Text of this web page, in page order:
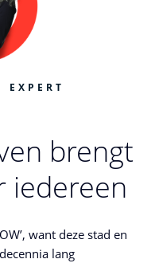
EXPERT
brengt
iedereen
want deze stad en
lang